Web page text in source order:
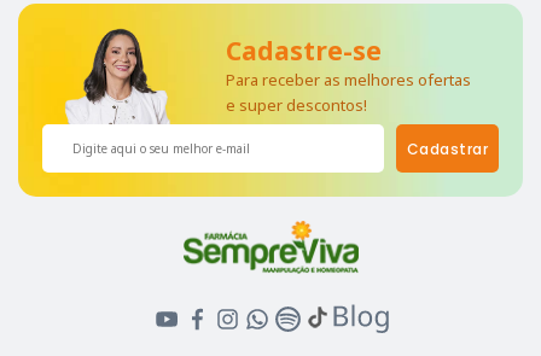
Cadastre-se
Para receber as melhores ofertas
e super descontos!
Cadastrar